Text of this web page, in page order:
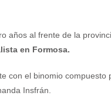
años al frente de la
en Formosa.
con el binomio
Insfrán.